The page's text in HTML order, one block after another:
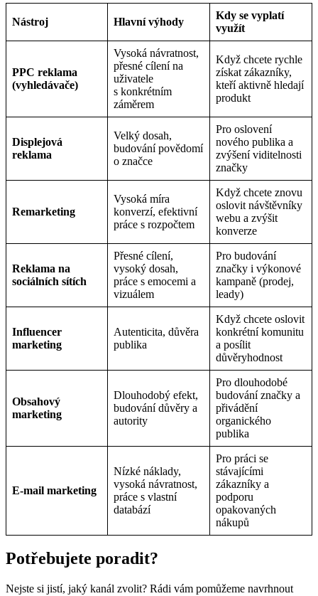
Nástroj Hlavní výhody
Kdy se vyplatí
využít
PPC reklama
(vyhledávače)
Vysoká návratnost,
přesné cílení na
uživatele
s konkrétním
záměrem
Když chcete rychle
získat zákazníky,
kteří aktivně hledají
produkt
Displejová
reklama
Velký dosah,
budování povědomí
o značce
Pro oslovení
nového publika a
zvýšení viditelnosti
značky
Remarketing
Vysoká míra
konverzí, efektivní
práce s rozpočtem
Když chcete znovu
oslovit návštěvníky
webu a zvýšit
konverze
Reklama na
sociálních sítích
Přesné cílení,
vysoký dosah,
práce s emocemi a
vizuálem
Pro budování
značky i výkonové
kampaně (prodej,
leady)
Influencer
marketing
Autenticita, důvěra
publika
Když chcete oslovit
konkrétní komunitu
a posílit
důvěryhodnost
Obsahový
marketing
Dlouhodobý efekt,
budování důvěry a
autority
Pro dlouhodobé
budování značky a
přivádění
organického
publika
E-mail marketing
Nízké náklady,
vysoká návratnost,
práce s vlastní
databází
Pro práci se
stávajícími
zákazníky a
podporu
opakovaných
nákupů
Potřebujete poradit?
Nejste si jistí, jaký kanál zvolit? Rádi vám pomůžeme navrhnout